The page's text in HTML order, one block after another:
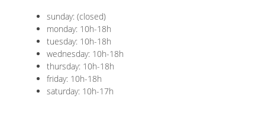
sunday: (closed)
monday: 10h-18h
tuesday: 10h-18h
wednesday: 10h-18h
thursday: 10h-18h
friday: 10h-18h
saturday: 10h-17h